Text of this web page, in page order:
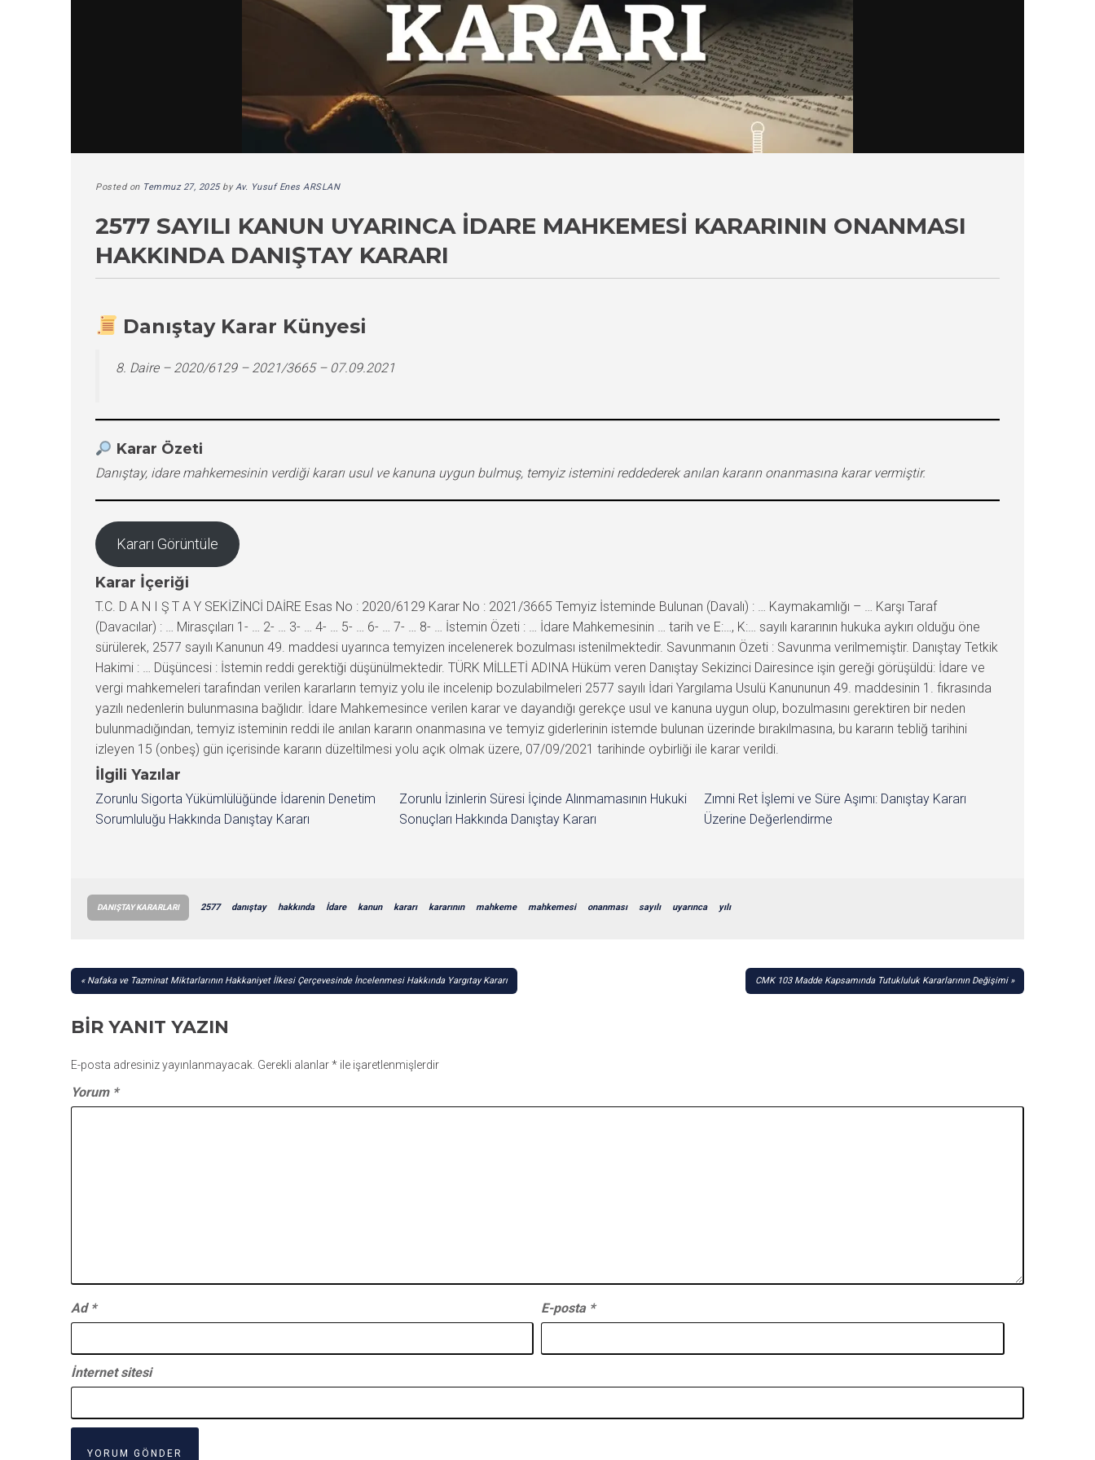
Posted on Temmuz 27, 2025byAv. Yusuf Enes ARSLAN
2577 SAYILI KANUN UYARINCA İDARE MAHKEMESI KARARININ ONANMASI
HAKKINDA DANIŞTAY KARARI
Danıştay Karar Künyesi
8. Daire – 2020/6129 – 2021/3665 – 07.09.2021
Karar Özeti
Danıştay, idare mahkemesinin verdiği kararı usul ve kanuna uygun bulmuş, temyiz istemini reddederek anılan kararın onanmasına karar vermiştir.
Kararı Görüntüle
Karar İçeriği
T.C. D A N I Ş T A Y SEKİZİNCİ DAİRE Esas No : 2020/6129 Karar No : 2021/3665 Temyiz İsteminde Bulunan (Davalı) : … Kaymakamlığı – … Karşı Taraf
(Davacılar) : … Mirasçıları 1- … 2- … 3- … 4- … 5- … 6- … 7- … 8- … İstemin Özeti : … İdare Mahkemesinin … tarih ve E:…, K:… sayılı kararının hukuka aykırı olduğu öne
sürülerek, 2577 sayılı Kanunun 49. maddesi uyarınca temyizen incelenerek bozulması istenilmektedir. Savunmanın Özeti : Savunma verilmemiştir. Danıştay Tetkik
Hakimi : … Düşüncesi : İstemin reddi gerektiği düşünülmektedir. TÜRK MİLLETİ ADINA Hüküm veren Danıştay Sekizinci Dairesince işin gereği görüşüldü: İdare ve
vergi mahkemeleri tarafından verilen kararların temyiz yolu ile incelenip bozulabilmeleri 2577 sayılı İdari Yargılama Usulü Kanununun 49. maddesinin 1. fıkrasında
yazılı nedenlerin bulunmasına bağlıdır. İdare Mahkemesince verilen karar ve dayandığı gerekçe usul ve kanuna uygun olup, bozulmasını gerektiren bir neden
bulunmadığından, temyiz isteminin reddi ile anılan kararın onanmasına ve temyiz giderlerinin istemde bulunan üzerinde bırakılmasına, bu kararın tebliğ tarihini
izleyen 15 (onbeş) gün içerisinde kararın düzeltilmesi yolu açık olmak üzere, 07/09/2021 tarihinde oybirliği ile karar verildi.
İlgili Yazılar
Zorunlu Sigorta Yükümlülüğünde İdarenin Denetim
Sorumluluğu Hakkında Danıştay Kararı
Zorunlu İzinlerin Süresi İçinde Alınmamasının Hukuki
Sonuçları Hakkında Danıştay Kararı
Zımni Ret İşlemi ve Süre Aşımı: Danıştay Kararı
Üzerine Değerlendirme
DANIŞTAY KARARLARI 2577 danıştay hakkında İdare kanun kararı kararının mahkeme mahkemesi onanması sayılı uyarınca yılı
YAZI
Nafaka ve Tazminat Miktarlarının Hakkaniyet İlkesi Çerçevesinde İncelenmesi Hakkında Yargıtay Kararı CMK 103 Madde Kapsamında Tutukluluk Kararlarının Değişimi
BIR YANIT YAZIN
E-posta adresiniz yayınlanmayacak. Gerekli alanlar* ile işaretlenmişlerdir
Yorum *
Ad * E-posta *
İnternet sitesi